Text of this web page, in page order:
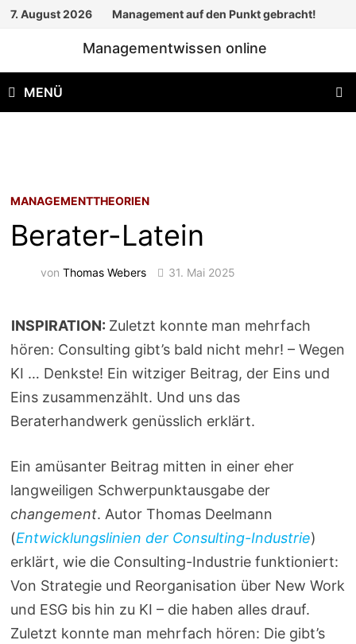
Zum
7. August 2026 Management auf den Punkt gebracht!
Managementwissen online
MENÜ
MANAGEMENTTHEORIEN
Berater-Latein
vonThomas Webers 31. Mai 2025
INSPIRATION: Zuletzt konnte man mehrfach
hören: Consulting gibt’s bald nicht mehr! – Wegen
KI … Denkste! Ein witziger Beitrag, der Eins und
Eins zusammenzählt. Und uns das
Beraterhandwerk genüsslich erklärt.
Ein amüsanter Beitrag mitten in einer eher
langweiligen Schwerpunktausgabe der
changement. Autor Thomas Deelmann
(Entwicklungslinien der Consulting-Industrie)
erklärt, wie die Consulting-Industrie funktioniert:
Von Strategie und Reorganisation über New Work
und ESG bis hin zu KI – die haben alles drauf.
Zuletzt konnte man mehrfach hören: Die gibt’s